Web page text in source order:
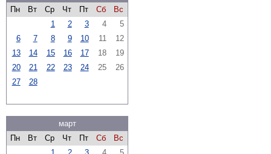
Пн
Вт Ср Чт Пт Сб
Вс
1
2 3 4
5
6
7 8 9 10 11
12
13
14 15 16 17 18
19
20
21 22 23 24 25
26
27
28
март
Пн
Вт Ср Чт Пт Сб
Вс